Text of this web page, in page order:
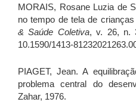
MORAIS, Rosane Luzia de
no tempo de tela de
& Saúde Coletiva, v. 26, n.
10.1590/1413-
PIAGET, Jean. A
problema central do
Zahar, 1976.